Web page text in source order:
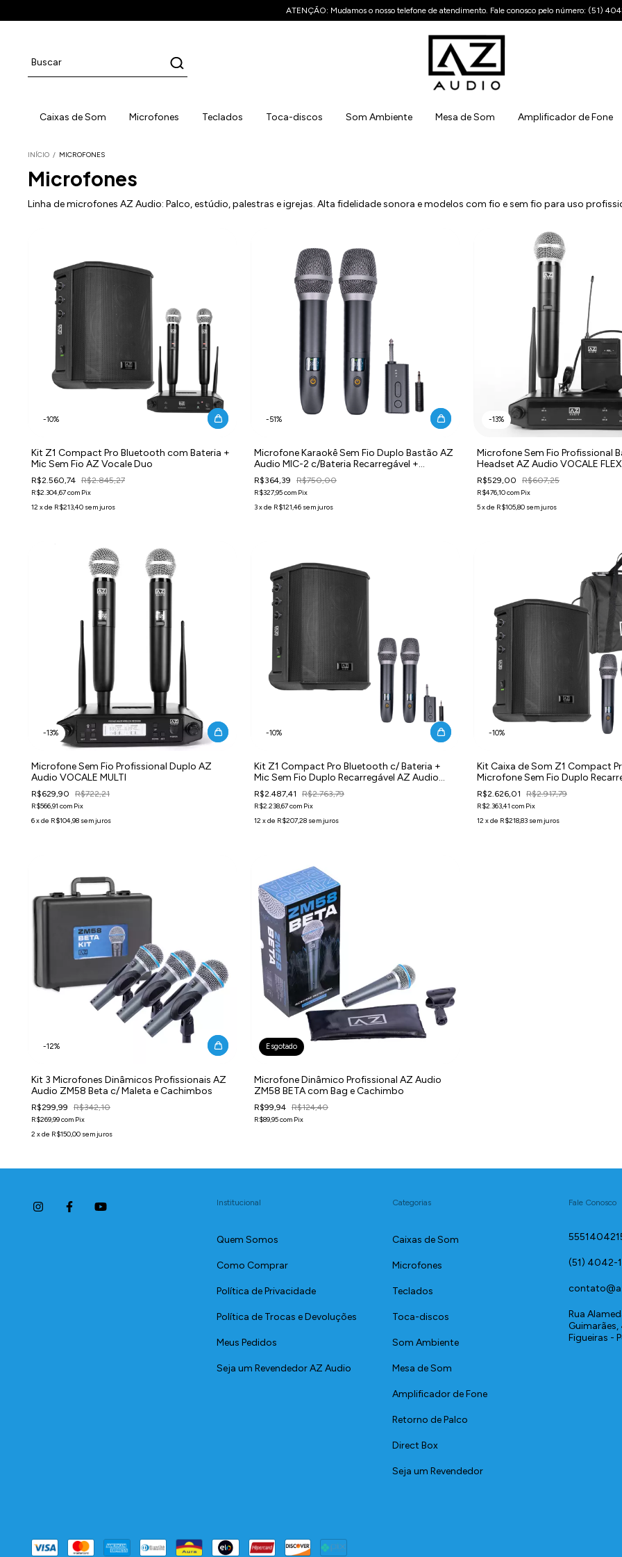
ATENÇÃO: Mudamos o nosso telefone de atendimento. Fale conosco pelo número: (51)
Caixas de Som Microfones Teclados Toca-discos Som Ambiente Mesa de Som Amplificador de Fone
INÍCIO / MICROFONES
Microfones
Linha de microfones AZ Audio: Palco, estúdio, palestras e igrejas. Alta fidelidade sonora e modelos com fio e sem fio para uso
-10%
Kit Z1 Compact Pro Bluetooth com Bateria +
Mic Sem Fio AZ Vocale Duo
R$2.560,74 R$2.845,27
R$2.304,67com Pix
12 xde R$213,40 sem juros
-51%
Microfone Karaokê Sem Fio Duplo Bastão AZ
Audio MIC-2 c/Bateria Recarregável +
Receptor P10
R$364,39 R$750,00
R$327,95com Pix
3xde R$121,46 sem juros
-13%
Microfone Sem Fio Profissional
Headset AZ Audio VOCALE FLEX
R$529,00 R$607,25
R$476,10com Pix
5xde R$105,80 sem juros
-13%
Microfone Sem Fio Profissional Duplo AZ
Audio VOCALE MULTI
R$629,90 R$722,21
R$566,91 com Pix
6xde R$104,98 sem juros
-10%
Kit Z1 Compact Pro Bluetooth c/ Bateria +
Mic Sem Fio Duplo Recarregável AZ Audio
MIC-2
R$2.487,41 R$2.763,79
R$2.238,67com Pix
12 xde R$207,28 sem juros
-10%
Kit Caixa de Som Z1 Compact
Microfone Sem Fio Duplo
Karaokê AZ Audio MIC-2 + Bag
R$2.626,01 R$2.917,79
R$2.363,41 com Pix
12 xde R$218,83 sem juros
-12%
Kit 3 Microfones Dinâmicos Profissionais AZ
Audio ZM58 Beta c/ Maleta e Cachimbos
R$299,99 R$342,10
R$269,99com Pix
2 xde R$150,00 sem juros
Esgotado
Microfone Dinâmico Profissional AZ Audio
ZM58 BETA com Bag e Cachimbo
R$99,94 R$124,40
R$89,95com Pix
Institucional
Quem Somos
Como Comprar
Política de Privacidade
Política de Trocas e Devoluções
Meus Pedidos
Seja um Revendedor AZ Audio
Categorias
Caixas de Som
Microfones
Teclados
Toca-discos
Som Ambiente
Mesa de Som
Amplificador de Fone
Retorno de Palco
Direct Box
Seja um Revendedor
Fale Conosco
(51) 4042-
Rua
Guimarães,
Figueiras -